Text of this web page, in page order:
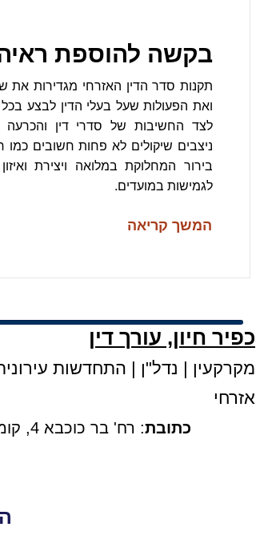
בקשה להוספת
תקנות סדר הדין האזרחי מגדירות את
ואת הפעולות שעל בעלי הדין לבצע
לצד החשיבות של סדרי דין
ניצבים שיקולים לא פחות חשובים
בירור המחלוקת במלואה ויצירת
לגמישות במועדים.
המשך קריאה
כפיר חיון, עורך דין
מקרקעין | נדל"ן | התחדשות
אזרחי
כתובת: רח' בר כוכבא 4, קומה 3, בני ברק |